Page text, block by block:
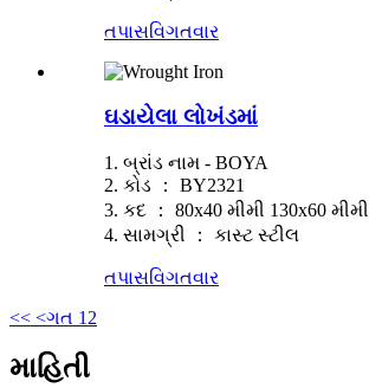
તપાસવિગતવાર
ઘડાયેલા લોખંડમાં
1. બ્રાંડ નામ - BOYA
2. કોડ ： BY2321
3. કદ ： 80x40 મીમી 130x60 મીમી
4. સામગ્રી ： કાસ્ટ સ્ટીલ
તપાસવિગતવાર
<< <ગત 1 2
માહિતી